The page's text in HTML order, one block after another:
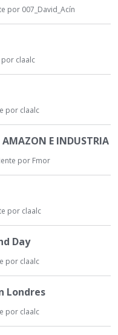
por 007_David_Acín
por claalc
por claalc
E INDUSTRIA
por Fmor
por claalc
Day
por claalc
Londres
por claalc